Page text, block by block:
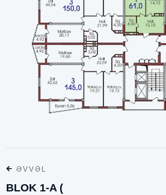
ƏVVƏL
BLOK 1-A (